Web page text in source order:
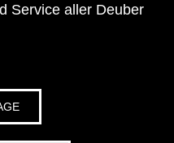
Service aller Deuber